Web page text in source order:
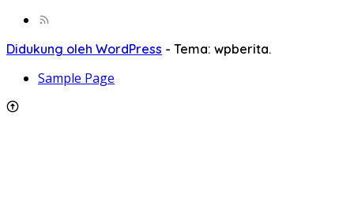
Didukung oleh WordPress - Tema: wpberita.
Sample Page